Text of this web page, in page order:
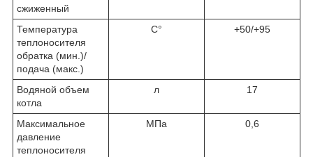
сжиженный
Температура
теплоносителя
обратка (мин.)/
подача (макс.)
С° +50/+95
Водяной объем
котла
л 17
Максимальное
давление
теплоносителя
МПа 0,6